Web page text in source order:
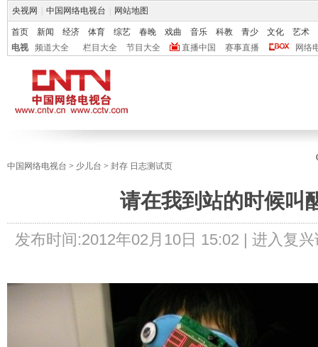
央视网 中国网络电视台 网站地图
首页 新闻 经济 体育 综艺 春晚 戏曲 音乐 科教 青少 文化
艺术
电视
频道大全 栏目大全 节目大全 直播中国 赛事直播 网络
中国网络电视台 > 少儿台 > 封存 日志测试页
请在我到站的时候叫
发布时间:2012年02月10日 15:02 | 进入复兴